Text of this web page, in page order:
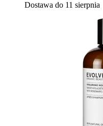
Dostawa do 11 sierpnia